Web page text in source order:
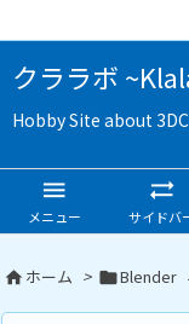
クララボ
Hobby Site about

メニュー

サイドバ
 ホーム > Blender